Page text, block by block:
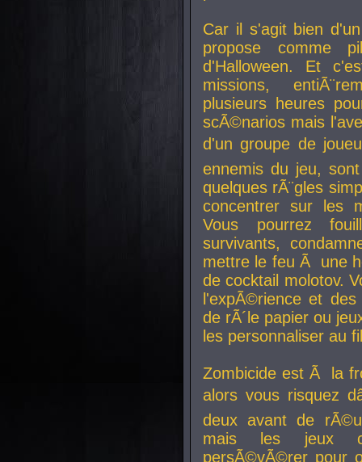
Car il s'agit bien
propose comme
d'Halloween. Et
missions,
plusieurs heures
scÃ©narios mais
d'un groupe de
ennemis du jeu,
quelques rÃ¨gles
concentrer sur les
Vous pourrez
survivants,
mettre le feu Ã une
de cocktail molotov.
l'expÃ©rience et
de rÃ´le papier ou
les personnaliser au
Zombicide est Ã la
alors vous risquez
deux avant de
mais les jeux
persÃ©vÃ©rer pour